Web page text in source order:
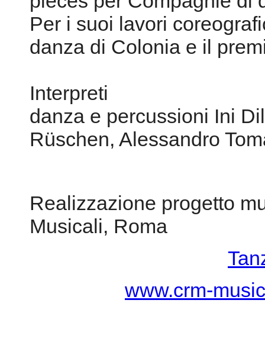
Per i suoi lavori
danza di Colonia e il
Interpreti
danza e percussioni Ini
Rüschen, Alessandro
Realizzazione progetto
Musicali, Roma
www.crm-